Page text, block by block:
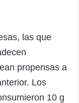
las que
propensas a
Los
10 g